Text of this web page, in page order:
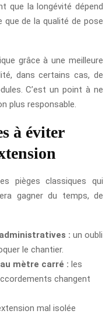
que la longévité dépend
que de la qualité de pose
grâce à une meilleure
dans certains cas, de
C’est un point à ne
plus responsable.
à éviter
pièges classiques qui
gagner du temps, de
: un oubli
le chantier.
mètre carré : les
changent
mal isolée